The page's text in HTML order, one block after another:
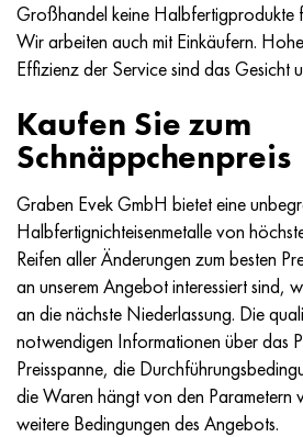
Großhandel keine Halbfertigprodukte
Wir arbeiten auch mit Einkäufern.
Effizienz der Service sind das Gesicht
Kaufen Sie zum
Schnäppchenpreis
Graben Evek GmbH bietet eine
Halbfertignichteisenmetalle von
Reifen aller Änderungen zum besten
an unserem Angebot interessiert sind,
an die nächste Niederlassung. Die
notwendigen Informationen über das
Preisspanne, die
die Waren hängt von den Parametern
weitere Bedingungen des Angebots.